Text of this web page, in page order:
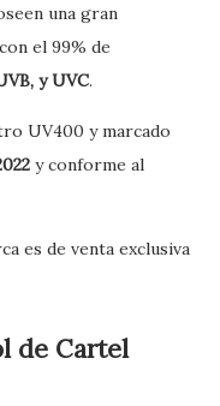
una gran
el 99% de
y UVC.
UV400 y marcado
y conforme al
es de venta exclusiva
de Cartel